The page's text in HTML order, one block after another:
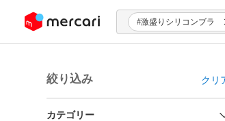
ツにスキップ #激盛りシリコンブラ
絞り込み クリ
カテゴリー